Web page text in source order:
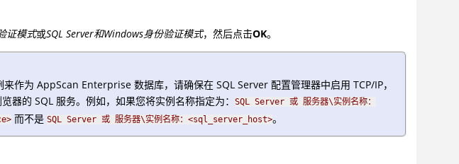
证模式或SQL Server和Windows身份验证模式，然后点击OK。
作为 AppScan Enterprise 数据库，请确保在 SQL Server 配置管理器中启用 TCP/IP，
器的 SQL 服务。例如，如果您将实例名称指定为：SQL Server 或 服务器\实例名称：
而不是SQL Server 或 服务器\实例名称：<sql_server_host>。